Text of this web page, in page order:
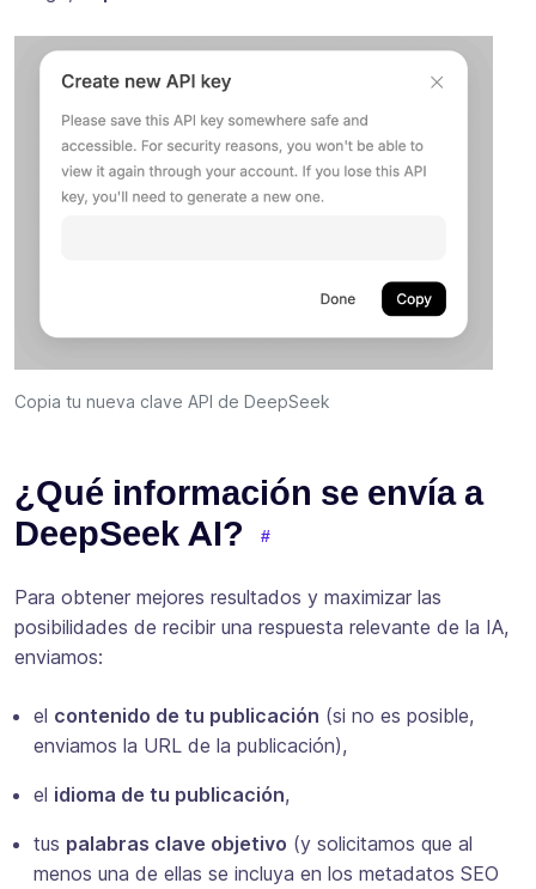
Copia tu nueva clave API de DeepSeek
¿Qué información se envía a
DeepSeek AI?
Para obtener mejores resultados y maximizar las
posibilidades de recibir una respuesta relevante de la IA,
enviamos:
el contenido de tu publicación (si no es posible,
enviamos la URL de la publicación),
el idioma de tu publicación,
tus palabras clave objetivo (y solicitamos que al
menos una de ellas se incluya en los metadatos SEO